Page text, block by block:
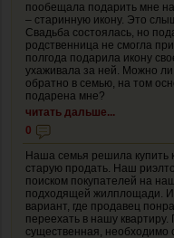
пообещала подарить мне
– старинную икону. Это
Свадьба состоялась, но
родственница не смогла
полгода подарила икону
ухаживала за ней. Можно ли
обратно в семью, на том
подарена мне?
читать дальше...
0
Наша семья решила купить
старую продать. Наш
поиском покупателей на
подходящей жилплощади. И
вариант, где продавец
переехать в нашу квартиру.
существенная,